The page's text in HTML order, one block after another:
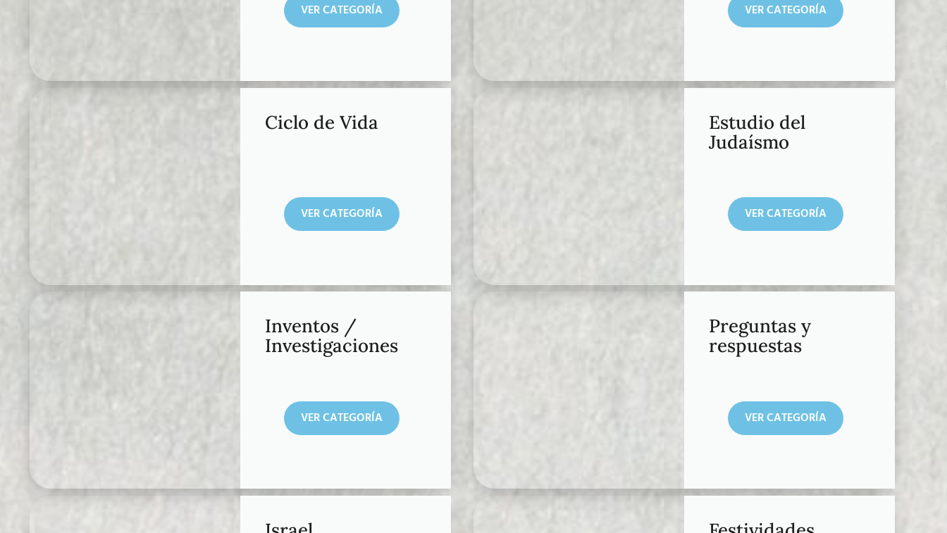
VER CATEGORÍA VER CATEGORÍA
VER CATEGORÍA
Ciclo de Vida
VER CATEGORÍA
Estudio del
Judaísmo
VER CATEGORÍA
Inventos /
Investigaciones
VER CATEGORÍA
Preguntas y
respuestas